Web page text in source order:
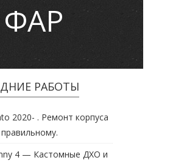
ФАР
РАБОТЫ
2020- . Ремонт корпуса
4 — Кастомные ДХО и